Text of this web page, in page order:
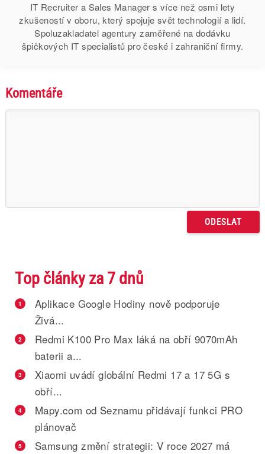
IT Recruiter a Sales Manager s více než osmi lety
zkušeností v oboru, který spojuje svět technologií a lidí.
Spoluzakladatel agentury zaměřené na dodávku
špičkových IT specialistů pro české i zahraniční firmy.
Komentáře
Top články za 7 dnů
1
Aplikace Google Hodiny nově podporuje
Živá...
2
Redmi K100 Pro Max láká na obří 9070mAh
baterii a...
3
Xiaomi uvádí globální Redmi 17 a 17 5G s
obří...
4
Mapy.com od Seznamu přidávají funkci PRO
plánovač
5
Samsung změní strategii: V roce 2027 má